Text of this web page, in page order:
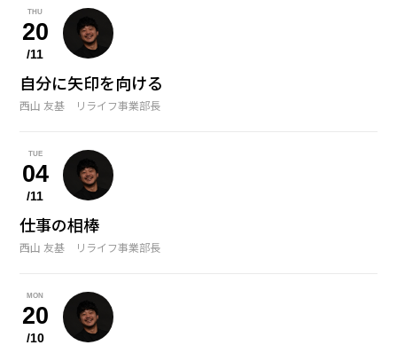
THU
20
/11
自分に矢印を向ける
西山 友基 リライフ事業部長
TUE
04
/11
仕事の相棒
西山 友基 リライフ事業部長
MON
20
/10